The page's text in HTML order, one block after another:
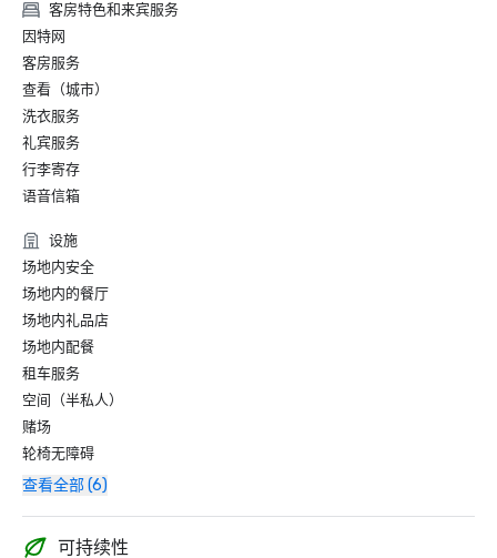
客房特色和来宾服务
因特网
客房服务
查看（城市）
洗衣服务
礼宾服务
行李寄存
语音信箱
设施
场地内安全
场地内的餐厅
场地内礼品店
场地内配餐
租车服务
空间（半私人）
赌场
轮椅无障碍
查看全部 (6)
可持续性